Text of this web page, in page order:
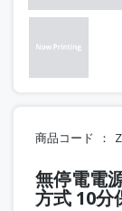
商品コード
無停電電
方式 10分